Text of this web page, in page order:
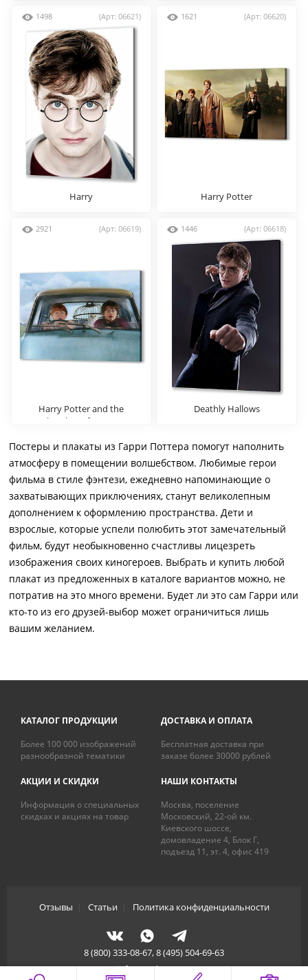
1498 (Арт: 06621)
Harry
1621 (Арт: 06620)
Harry Potter
2921 (Арт: 06619)
Harry Potter and the
Chamber of Secrets
1446 (Арт: 06618)
Deathly Hallows
Постеры и плакаты из Гарри Поттера помогут наполнить
атмосферу в помещении волшебством. Любимые герои
фильма в стиле фэнтези, ежедневно напоминающие о
захватывающих приключениях, станут великолепным
дополнением к оформлению пространства. Дети и
взрослые, которые успели полюбить этот замечательный
фильм, будут необыкновенно счастливы лицезреть
изображения своих киногероев. Выбрать и купить любой
плакат из предложенных в каталоге вариантов можно, не
потратив на это много времени. Будет ли это сам Гарри или
кто-то из его друзей-выбор может ограничиться лишь
вашим желанием.
КАТАЛОГ ПРОДУКЦИИ
Более 100 000 изображений
разнообразной тематики
ДОСТАВКА И ОПЛАТА
Бесплатная доставка при
заказе более 30000 рублей
АКЦИИ И СКИДКИ
Информация о специальных
скидках и акциях на товар
НАШИ КОНТАКТЫ
Москва, поселение
Московский, 22-ой км.
Киевского шоссе,
домовладение 4, Блок Г,
подъезд 11, эт. 4, офис 419
Отзывы Статьи| Политика конфиденциальности
8 (800) 333-08-67, 8 (495) 504-69-63
info@artdecory.ru